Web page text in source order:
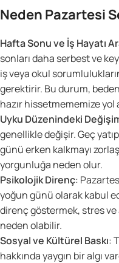
Neden Pazartesi
Hafta Sonu ve İş Hayatı
sonları daha serbest ve
iş veya okul
gerektirir. Bu durum,
hazır hissetmememize yol
Uyku Düzenindeki
genellikle değişir. Geç
günü erken kalkmayı
yorgunluğa neden olur.
Psikolojik Direnç:
yoğun günü olarak kabul
direnç göstermek, stres
neden olabilir.
Sosyal ve Kültürel Baskı:
hakkında yaygın bir algı